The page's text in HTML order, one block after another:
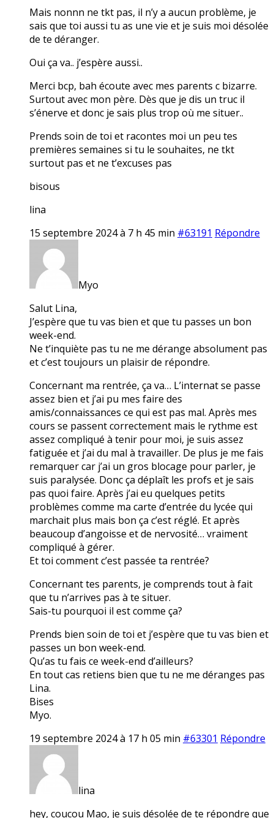
Mais nonnn ne tkt pas, il n’y a aucun problème, je
sais que toi aussi tu as une vie et je suis moi désolée
de te déranger.
Oui ça va.. j’espère aussi..
Merci bcp, bah écoute avec mes parents c bizarre.
Surtout avec mon père. Dès que je dis un truc il
s’énerve et donc je sais plus trop où me situer..
Prends soin de toi et racontes moi un peu tes
premières semaines si tu le souhaites, ne tkt
surtout pas et ne t’excuses pas
bisous
lina
15 septembre 2024 à 7 h 45 min #63191 Répondre
Myo
Salut Lina,
J’espère que tu vas bien et que tu passes un bon
week-end.
Ne t’inquiète pas tu ne me dérange absolument pas
et c’est toujours un plaisir de répondre.
Concernant ma rentrée, ça va… L’internat se passe
assez bien et j’ai pu mes faire des
amis/connaissances ce qui est pas mal. Après mes
cours se passent correctement mais le rythme est
assez compliqué à tenir pour moi, je suis assez
fatiguée et j’ai du mal à travailler. De plus je me fais
remarquer car j’ai un gros blocage pour parler, je
suis paralysée. Donc ça déplaît les profs et je sais
pas quoi faire. Après j’ai eu quelques petits
problèmes comme ma carte d’entrée du lycée qui
marchait plus mais bon ça c’est réglé. Et après
beaucoup d’angoisse et de nervosité… vraiment
compliqué à gérer.
Et toi comment c’est passée ta rentrée?
Concernant tes parents, je comprends tout à fait
que tu n’arrives pas à te situer.
Sais-tu pourquoi il est comme ça?
Prends bien soin de toi et j’espère que tu vas bien et
passes un bon week-end.
Qu’as tu fais ce week-end d’ailleurs?
En tout cas retiens bien que tu ne me déranges pas
Lina.
Bises
Myo.
19 septembre 2024 à 17 h 05 min #63301 Répondre
lina
hey, coucou Mao, je suis désolée de te répondre que